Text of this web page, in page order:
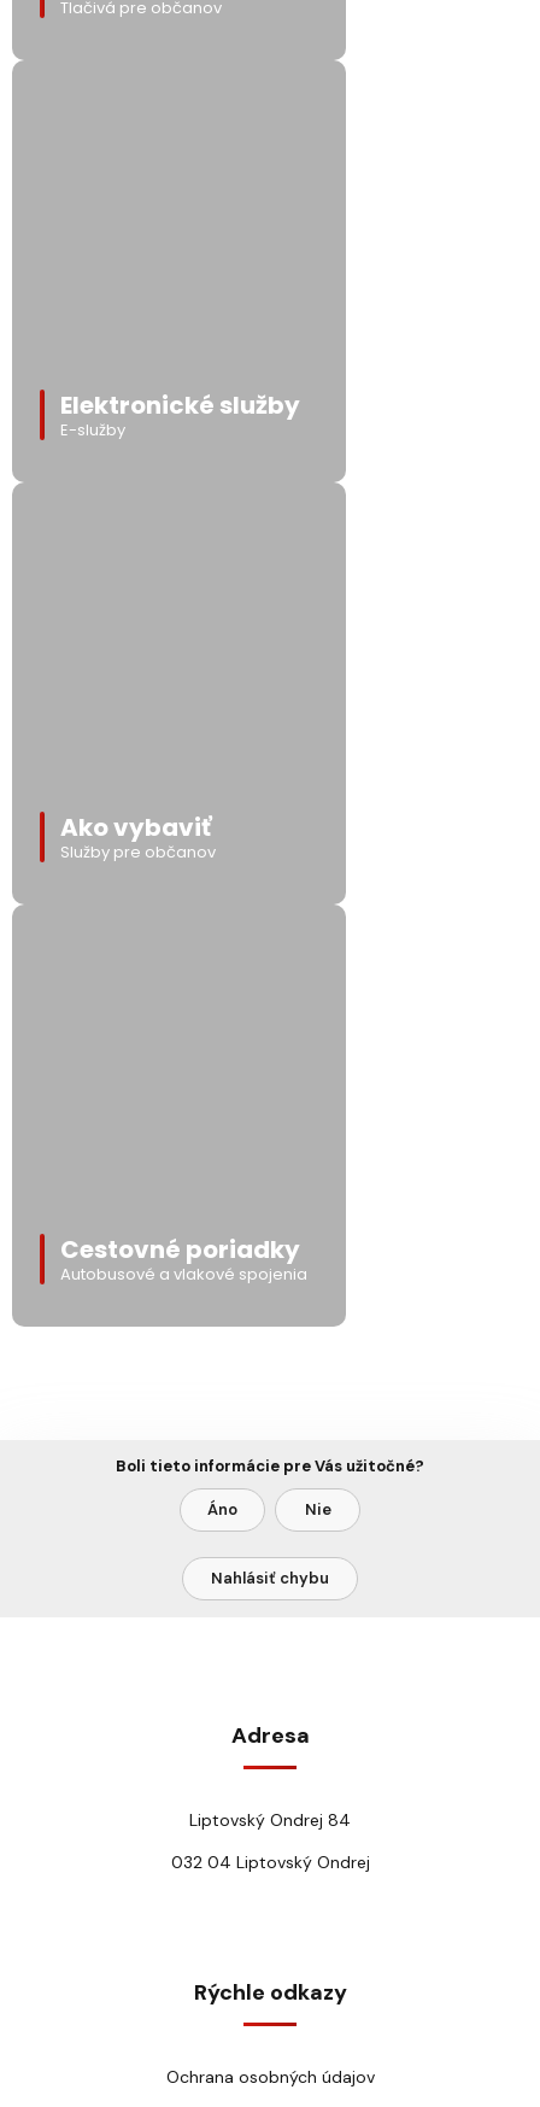
Tlačivá pre občanov
Elektronické služby
E-služby
Ako vybaviť
Služby pre občanov
Cestovné poriadky
Autobusové a vlakové spojenia
Boli tieto informácie pre Vás užitočné?
Áno Nie
Nahlásiť chybu
Adresa
Liptovský Ondrej 84
032 04 Liptovský Ondrej
Rýchle odkazy
Ochrana osobných údajov